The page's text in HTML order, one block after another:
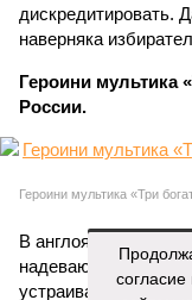
дискредитировать.
наверняка
Героини мультика
России.
Героини мультика «Три
В англоязычном
надевают
устраивают